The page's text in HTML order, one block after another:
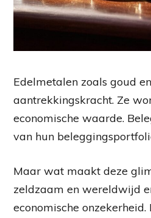
Edelmetalen zoals goud
aantrekkingskracht. Ze
economische waarde.
van hun
Maar wat maakt deze
zeldzaam en wereldwijd
economische